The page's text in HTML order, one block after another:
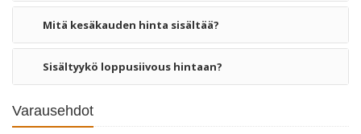
Mitä kesäkauden hinta sisältää?
Sisältyykö loppusiivous hintaan?
Varausehdot